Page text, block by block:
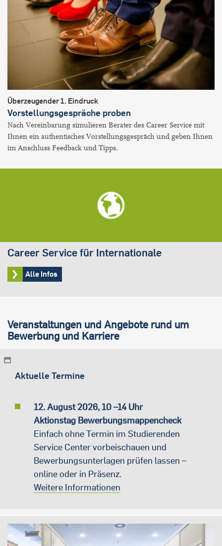
Überzeugender 1. Eindruck
Vorstellungsgespräche proben
Nach Vereinbarung simulieren Berater des Career Service mit
Ihnen ein authentisches Vorstellungsgespräch und geben Ihnen
im Anschluss Feedback und Tipps.
Career Service für Internationale
Alle Infos
Veranstaltungen und Angebote rund um
Bewerbung und Karriere
Aktuelle Termine
12. August 2026, 10 –14 Uhr
Aktionstag Bewerbungsmappencheck
Einfach ohne Termin im Studierenden
Service Center vorbeischauen und
Bewerbungsunterlagen prüfen lassen –
online oder in Präsenz.
Weitere Informationen